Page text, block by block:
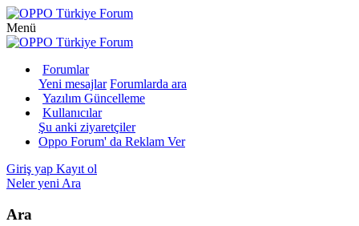
Menü
Forumlar
Yeni mesajlar Forumlarda ara
Yazılım Güncelleme
Kullanıcılar
Şu anki ziyaretçiler
Oppo Forum' da Reklam Ver
Giriş yap Kayıt ol
Neler yeni Ara
Ara